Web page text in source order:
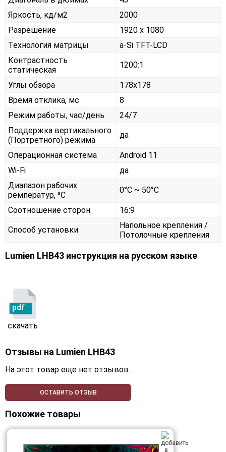
Яркость, кд/м2
2000
Разрешение
1920 x 1080
Технология матрицы
a-Si TFT-LCD
Контрастность
статическая
1200:1
Углы обзора
178x178
Время отклика, мс
8
Режим работы, час/день
24/7
Поддержка вертикального
(Портретного) режима
да
Операционная система
Android 11
Wi-Fi
да
Диапазон рабочих
ремператур, ⁰С
0°С ~ 50°С
Соотношение сторон 16:9
Способ установки
Напольное крепления /
Потолочные крепления
Lumien LHB43 инструкция на русском языке
pdf
скачать
Отзывы на Lumien LHB43
На этот товар еще нет отзывов.
ОСТАВИТЬ ОТЗЫВ
Похожие товары